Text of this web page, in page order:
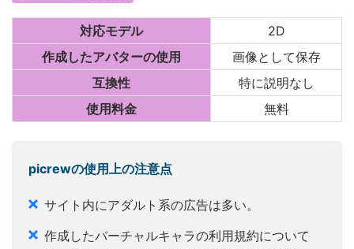
対応モデル
2D
作成したアバターの使用
画像として保存
互換性
特に説明なし
使用料金
無料
picrewの使用上の注意点
サイト内にアダルト系の広告は多い。
作成したバーチャルキャラの利用規約について